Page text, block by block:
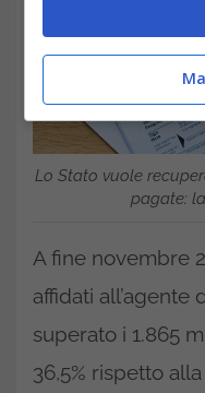
Lo Stato vuole
pagate:
A fine novembre
affidati all’agente
superato i 1.865
36,5% rispetto